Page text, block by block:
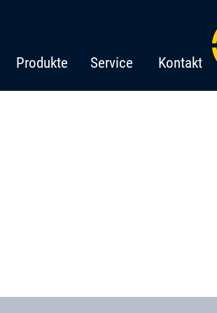
Produkte Service Kontakt